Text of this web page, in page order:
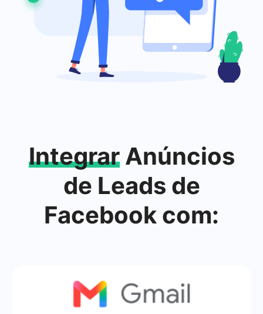
IntegrarAnúncios
de Leads de
Facebook com: